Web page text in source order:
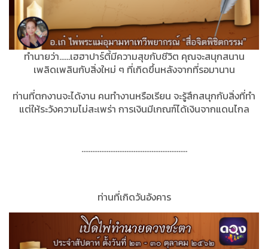
ทำนายว่า......เฮฮาปาร์ตี้มีความสุขกับชีวิต คุณจะสนุกสนาน
เพลิดเพลินกับสิ่งใหม่ ๆ ที่เกิดขึ้นหลังจากที่รอมานาน
ท่านที่ตกงานจะได้งาน คนทำงานหรือเรียน จะรู้สึกสนุกกับสิ่งที่ทำ
แต่ให้ระวังความไม่สะเพร่า การเงินมีเกณฑ์ได้เงินจากแดนไกล
...........................................................
ท่านที่เกิดวันอังคาร